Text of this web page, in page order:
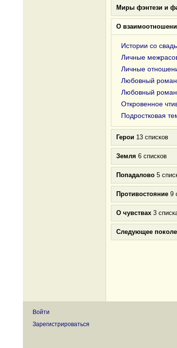
Миры фэнтези и
О
Истории со
Личные
Личные
Любовный роман
Любовный роман
Откровенное
Подростковая
Герои 13 списков
Земля 6 списков
Попадалово 5
Противостояние 9
О чувствах 3
Следующее
Войти
Зарегистрироваться